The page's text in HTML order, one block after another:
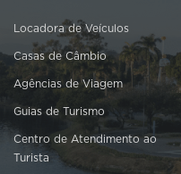
Locadora de Veículos
Casas de Câmbio
Agências de Viagem
Guias de Turismo
Centro de Atendimento ao
Turista